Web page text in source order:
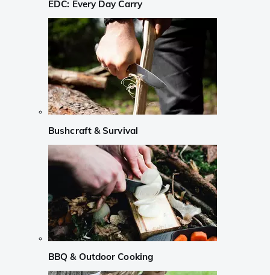
EDC: Every Day Carry
Bushcraft & Survival
BBQ & Outdoor Cooking